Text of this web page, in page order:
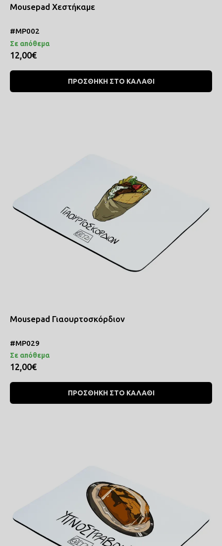
Mousepad Χεστήκαμε
#MP002
Σε απόθεμα
12,00€
ΠΡΟΣΘΗΚΗ ΣΤΟ ΚΑΛΑΘΙ
Mousepad Γιαουρτοσκόρδιον
#MP029
Σε απόθεμα
12,00€
ΠΡΟΣΘΗΚΗ ΣΤΟ ΚΑΛΑΘΙ